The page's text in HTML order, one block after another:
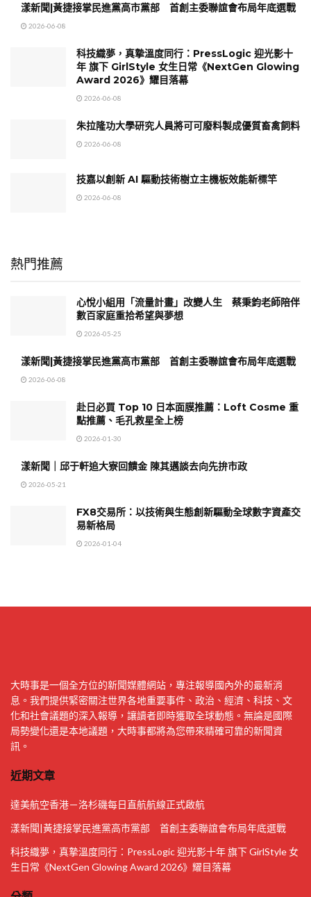
漾新聞|黃捷接掌民進黨高市黨部 首創主委聯誼會布局年底選戰
2026-06-08
科技織夢，真摯溫度同行：PressLogic 迎光影十
年 旗下 GirlStyle 女生日常《NextGen Glowing
Award 2026》耀目落幕
2026-06-08
朱拉隆功大學研究人員將可可廢料製成優質畜禽飼料
2026-06-08
技嘉以創新 AI 驅動技術樹立主機板效能新標竿
2026-06-08
熱門推薦
心悅小組用「流量計畫」改變人生 蔡秉鈞老師陪伴
數百家庭重拾希望與夢想
2026-05-25
漾新聞|黃捷接掌民進黨高市黨部 首創主委聯誼會布局年底選戰
2026-06-08
赴日必買 Top 10 日本面膜推薦：Loft Cosme 重
點推薦、毛孔救星全上榜
2026-01-30
漾新聞｜邱于軒追大寮回饋金 陳其邁談去向先拚市政
2026-05-21
FX8交易所：以技術與生態創新驅動全球數字資產交
易新格局
2026-01-04
大時事是一個全方位的新聞媒體網站，專注報導國內外的最新消
息。我們提供緊密關注世界各地重要事件、政治、經濟、科技、文
化和社會議題的深入報導，讓讀者即時獲取全球動態。無論是國際
局勢變化還是本地議題，大時事都將為您帶來精確可靠的新聞資
訊。
近期文章
達美航空香港－洛杉磯每日直航航線正式啟航
漾新聞|黃捷接掌民進黨高市黨部 首創主委聯誼會布局年底選戰
科技織夢，真摯溫度同行：PressLogic 迎光影十年 旗下 GirlStyle 女
生日常《NextGen Glowing Award 2026》耀目落幕